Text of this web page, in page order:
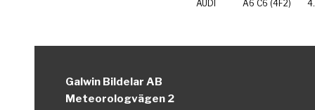
AUDI A6 C6 (4F2)
Galwin Bildelar AB
Meteorologvägen 2